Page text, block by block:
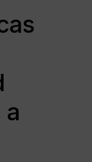
a